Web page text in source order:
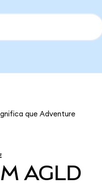
que Adventure
AGLD